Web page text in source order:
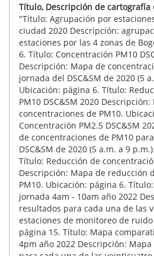
Título, Descripción de cartografía
"Título: Agrupación por
ciudad 2020 Descripción:
estaciones por las 4 zonas de
6. Título: Concentración PM10
Descripción: Mapa de
jornada del DSC&SM de 2020 (5
Ubicación: página 6. Título:
PM10 DSC&SM 2020
concentraciones de PM10.
Concentración PM2.5 DSC&SM
de concentraciones de PM10
DSC&SM de 2020 (5 a.m. a 9
Título: Reducción de
Descripción: Mapa de reducción
PM10. Ubicación: página 6.
jornada 4am - 10am año 2022
resultados para cada una de las
estaciones de monitoreo de
página 15. Título: Mapa
4pm año 2022 Descripción: